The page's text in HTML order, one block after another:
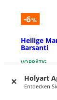
Holyart
Entdecken
-6%
Heilige
Barsanti
VORRÄTIG
€ 63,90